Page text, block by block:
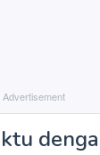
Advertisement